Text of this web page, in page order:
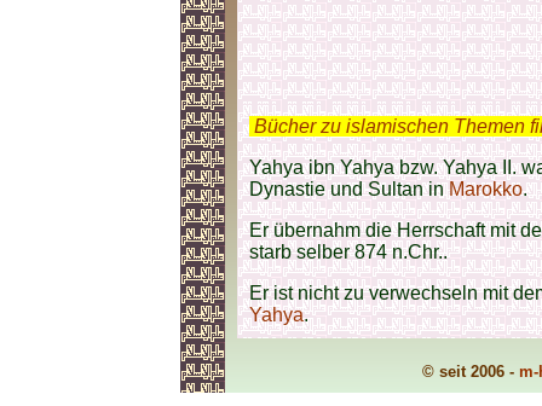
Bücher zu islamischen Themen
Yahya ibn Yahya bzw. Yahya II.
Dynastie und Sultan inMarokko.
Er übernahm die Herrschaft mit
starb selber 874 n.Chr..
Er ist nicht zu verwechseln mit
Yahya.
© seit 2006 - m-